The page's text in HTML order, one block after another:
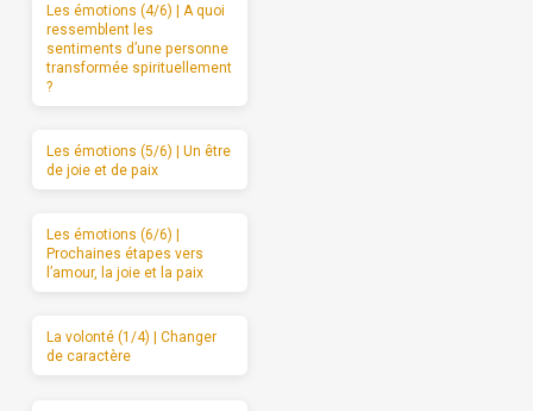
Les émotions (4/6) | A quoi
ressemblent les
sentiments d’une personne
transformée spirituellement
?
Les émotions (5/6) | Un être
de joie et de paix
Les émotions (6/6) |
Prochaines étapes vers
l’amour, la joie et la paix
La volonté (1/4) | Changer
de caractère